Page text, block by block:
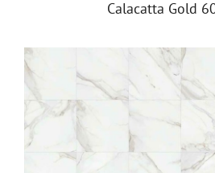
Calacatta Gold